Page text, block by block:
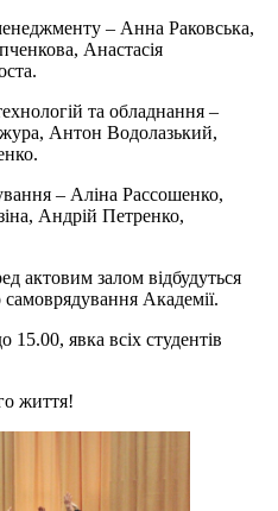
– Анна Раковська,
Анастасія
та обладнання –
Антон Водолазький,
– Аліна Рассошенко,
Андрій Петренко,
актовим залом відбудуться
Академії.
явка всіх студентів
життя!